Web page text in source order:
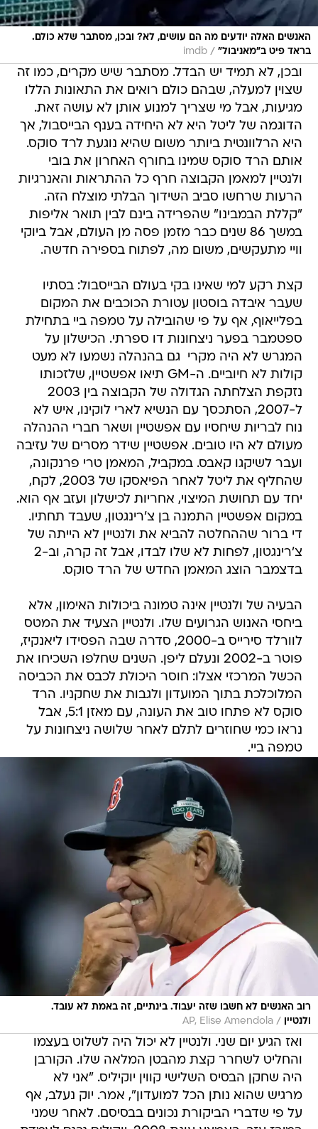
האנשים האלה יודעים מה הם עושים, לא? ובכן, מסתבר שלא כולם.
בראד פיט ב"מאניבול" /
imdb
ובכן, לא תמיד יש הבדל. מסתבר שיש מקרים, כמו זה
שצוין למעלה, שבהם כולם רואים את התאונות הללו
מגיעות, אבל מי שצריך למנוע אותן לא עושה זאת.
הדוגמה של ליטל היא לא היחידה בענף הבייסבול, אך
היא הרלוונטית ביותר משום שהיא נוגעת לרד סוקס.
אותם הרד סוקס שמינו בחורף האחרון את בובי
ולנטיין למאמן הקבוצה חרף כל ההתראות והאנרגיות
הרעות שרחשו סביב השידוך הבלתי מוצלח הזה.
"קללת הבמבינו" שהפרידה בינם לבין תואר אליפות
במשך 86 שנים כבר מזמן פסה מן העולם, אבל ביוקי
וויי מתעקשים, משום מה, לפתוח בספירה חדשה.
קצת רקע למי שאינו בקי בעולם הבייסבול: בסתיו
שעבר איבדה בוסטון עטורת הכוכבים את המקום
בפלייאוף, אף על פי שהובילה על טמפה ביי בתחילת
ספטמבר בפער ניצחונות דו ספרתי. הכישלון על
המגרש לא היה מקרי  גם בהנהלה נשמעו לא מעט
קולות לא חיוביים. ה-GM תיאו אפשטיין, שלזכותו
נזקפת הצלחתה הגדולה של הקבוצה בין 2003
ל-2007, הסתכסך עם הנשיא לארי לוקינו, איש לא
נוח לבריות שיחסיו עם אפשטיין ושאר חברי ההנהלה
מעולם לא היו טובים. אפשטיין שידר מסרים של עזיבה
ועבר לשיקגו קאבס. במקביל, המאמן טרי פרנקונה,
שהחליף את ליטל לאחר הפיאסקו של 2003, לקח,
יחד עם תחושת המיצוי, אחריות לכישלון ועזב אף הוא.
במקום אפשטיין התמנה בן צ'רינגטון, שעבד תחתיו.
די ברור שההחלטה להביא את ולנטיין לא הייתה של
צ'רינגטון, לפחות לא שלו לבדו, אבל זה קרה, וב-2
בדצמבר הוצג המאמן החדש של הרד סוקס.
הבעיה של ולנטיין אינה טמונה ביכולות האימון, אלא
ביחסי האנוש הגרועים שלו. ולנטיין הצעיד את המטס
לוורלד סירייס ב-2000, סדרה שבה הפסידו ליאנקיז,
פוטר ב-2002 ונעלם ליפן. השנים שחלפו השכיחו את
הכשל המרכזי אצלו: חוסר היכולת לכבס את הכביסה
המלוכלכת בתוך המועדון ולגבות את שחקניו. הרד
סוקס לא פתחו טוב את העונה, עם מאזן 5:1, אבל
נראו כמי שחוזרים לתלם לאחר שלושה ניצחונות על
טמפה ביי.
רוב האנשים לא חשבו שזה יעבוד. בינתיים, זה באמת לא עובד.
ולנטיין
/
AP, Elise Amendola
ואז הגיע יום שני. ולנטיין לא יכול היה לשלוט בעצמו
והחליט לשחרר קצת מהבטן המלאה שלו. הקורבן
היה שחקן הבסיס השלישי קווין יוקיליס. "אני לא
מרגיש שהוא נותן הכל למועדון", אמר. יוק נעלב, אף
על פי שדברי הביקורת נכונים בבסיסם. לאחר שמני